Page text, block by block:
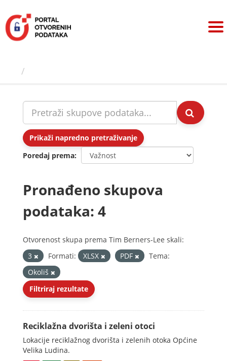
sadržaj
Prikaži napredno pretraživanje
Poredaj prema
Pronađeno skupova
podataka: 4
Otvorenost skupa prema Tim Berners-Lee skali:
3
Formati: XLSX PDF
Tema:
Okoliš
Filtriraj rezultate
Reciklažna dvorišta i zeleni otoci
Lokacije reciklažnog dvorišta i zelenih otoka Općine
Velika Ludina.